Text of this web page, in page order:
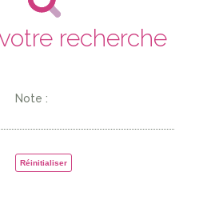
recherche
Note :
Réinitialiser